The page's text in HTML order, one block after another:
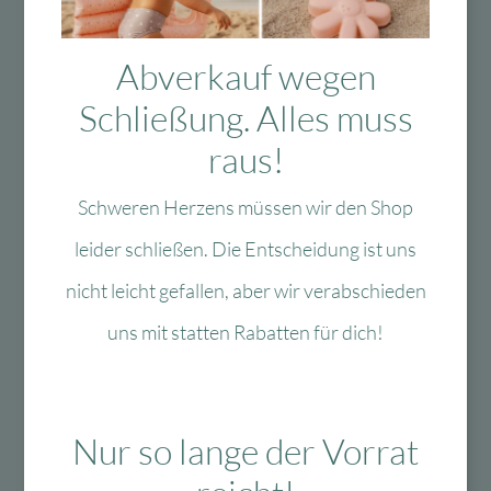
Das könnte Dir auch
gefallen
-40 %
Lulubug Handmade
Lulubug Handmade
-60 %
Fun Trading
Fun Trading /
Abverkauf wegen
Schließung. Alles muss
raus!
Schweren Herzens müssen wir den Shop
leider schließen. Die Entscheidung ist uns
nicht leicht gefallen, aber wir verabschieden
uns mit statten Rabatten für dich!
Nur so lange der Vorrat